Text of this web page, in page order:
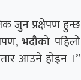
जुन प्रक्षेपण हुन्छ
भदौको पहिलो
आउने होइन ।’’